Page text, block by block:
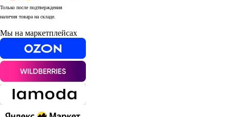
Только после подтверждения
наличия товара на складе.
Мы на маркетплейсах